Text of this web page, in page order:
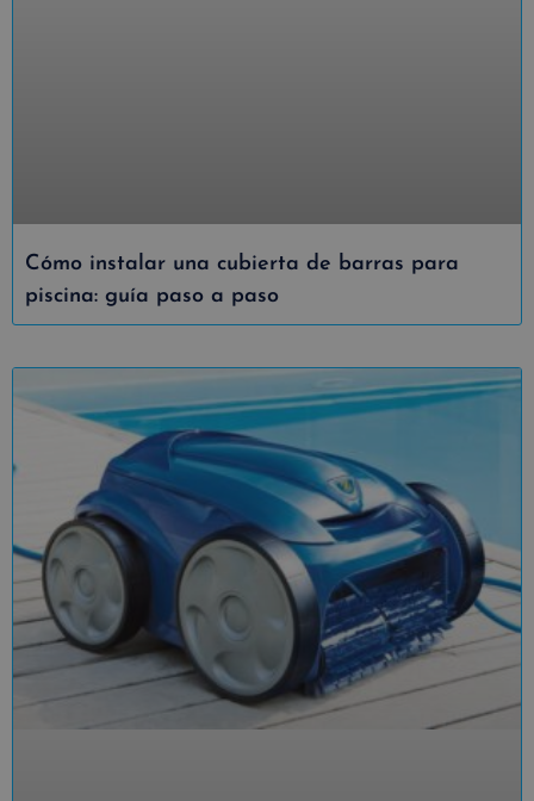
Cómo instalar una cubierta de barras para
piscina: guía paso a paso